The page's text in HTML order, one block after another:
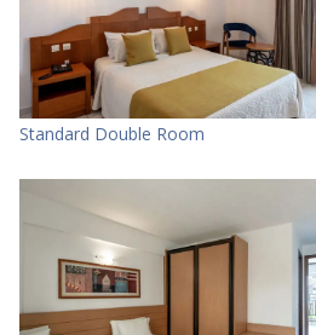
Standard Double Room